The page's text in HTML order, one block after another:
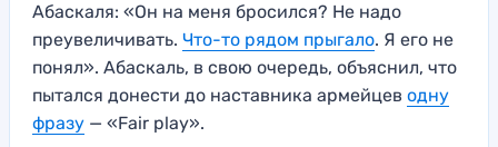
Абаскаля: «Он на меня бросился? Не надо
преувеличивать. Что-то рядом прыгало. Я его не
понял». Абаскаль, в свою очередь, объяснил, что
пытался донести до наставника армейцев одну
фразу — «Fair play».